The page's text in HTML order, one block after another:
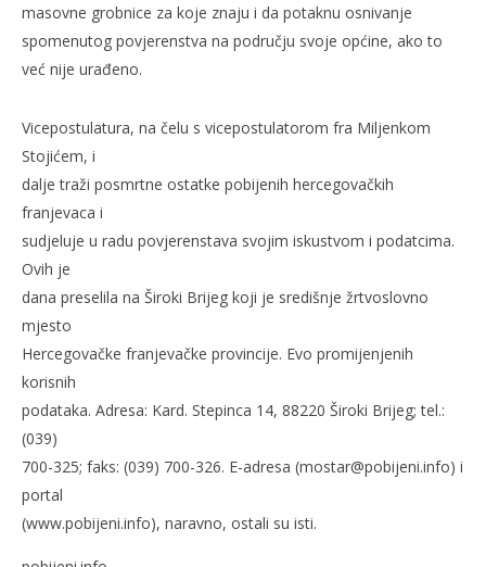
masovne grobnice za koje znaju i da potaknu osnivanje
spomenutog povjerenstva na području svoje općine, ako to
već nije urađeno.
Vicepostulatura, na čelu s vicepostulatorom fra Miljenkom
Stojićem, i
dalje traži posmrtne ostatke pobijenih hercegovačkih
franjevaca i
sudjeluje u radu povjerenstava svojim iskustvom i podatcima.
Ovih je
dana preselila na Široki Brijeg koji je središnje žrtvoslovno
mjesto
Hercegovačke franjevačke provincije. Evo promijenjenih
korisnih
podataka. Adresa: Kard. Stepinca 14, 88220 Široki Brijeg; tel.:
(039)
700-325; faks: (039) 700-326. E-adresa (mostar@pobijeni.info) i
portal
(www.pobijeni.info), naravno, ostali su isti.